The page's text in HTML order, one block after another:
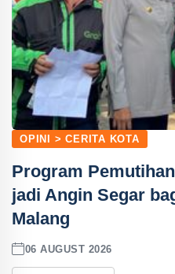
OPINI > CERITA KOTA
Program
jadi Angin Segar
Malang
06 AUGUST 2026